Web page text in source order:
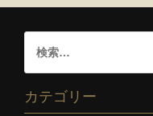
カテゴリー